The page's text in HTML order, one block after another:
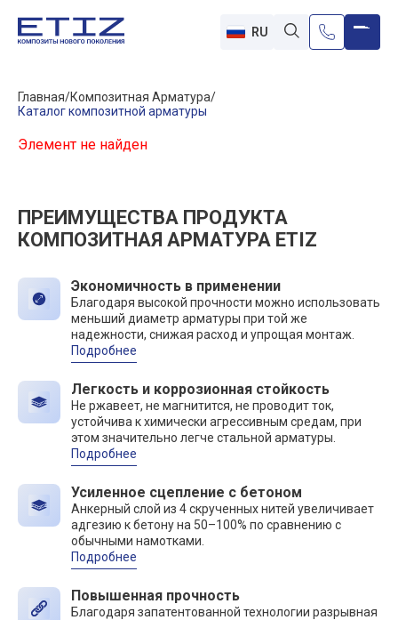
RU
Главная Композитная Арматура
Каталог композитной арматуры
Элемент не найден
ПРЕИМУЩЕСТВА ПРОДУКТА
КОМПОЗИТНАЯ АРМАТУРА ETIZ
Экономичность в применении
Благодаря высокой прочности можно использовать
меньший диаметр арматуры при той же
надежности, снижая расход и упрощая монтаж.
Подробнее
Легкость и коррозионная стойкость
Не ржавеет, не магнитится, не проводит ток,
устойчива к химически агрессивным средам, при
этом значительно легче стальной арматуры.
Подробнее
Усиленное сцепление с бетоном
Анкерный слой из 4 скрученных нитей увеличивает
адгезию к бетону на 50–100% по сравнению с
обычными намотками.
Подробнее
Повышенная прочность
Благодаря запатентованной технологии разрывная